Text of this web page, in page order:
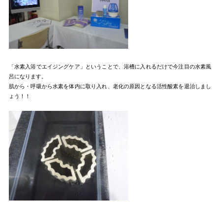
「水素入浴でエイジングケア」ということで、浴槽に入れるだけで今注目の水素風
呂になります。
肌から・呼吸から水素を体内に取り入れ、老化の原因となる活性酸素を退治しまし
ょう！！